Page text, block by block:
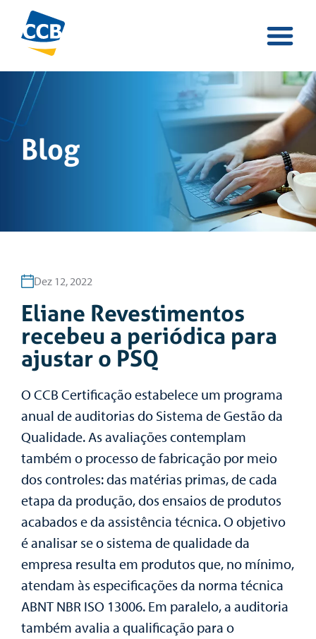
Blog
Dez 12, 2022
Eliane Revestimentos
recebeu a periódica para
ajustar o PSQ
O CCB Certificação estabelece um programa
anual de auditorias do Sistema de Gestão da
Qualidade. As avaliações contemplam
também o processo de fabricação por meio
dos controles: das matérias primas, de cada
etapa da produção, dos ensaios de produtos
acabados e da assistência técnica. O objetivo
é analisar se o sistema de qualidade da
empresa resulta em produtos que, no mínimo,
atendam às especificações da norma técnica
ABNT NBR ISO 13006. Em paralelo, a auditoria
também avalia a qualificação para o